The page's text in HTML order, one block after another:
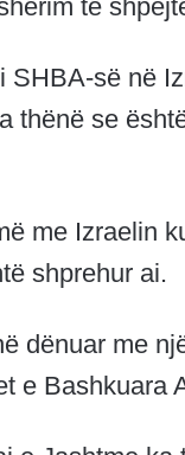
të
SHBA-së në
thënë se
me Izraelin
shprehur ai.
dënuar me
e Bashkuara